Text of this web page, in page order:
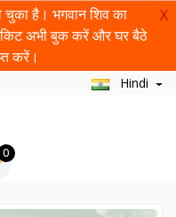
चुका है। भगवान शिव का
किट अभी बुक करें और घर बैठे
करें।
X
Hindi
0